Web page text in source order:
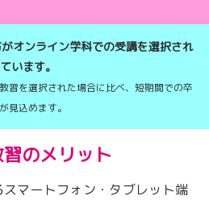
オンライン学科での受講を選択され
ています。
習を選択された場合に比べ、短期間での卒
見込めます。
のメリット
マートフォン・タブレット端